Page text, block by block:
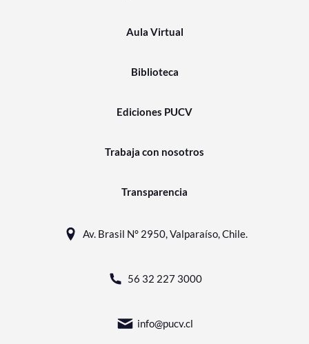
Aula Virtual
Biblioteca
Ediciones PUCV
Trabaja con nosotros
Transparencia
Av. Brasil N° 2950, Valparaíso, Chile.
56 32 227 3000
info@pucv.cl